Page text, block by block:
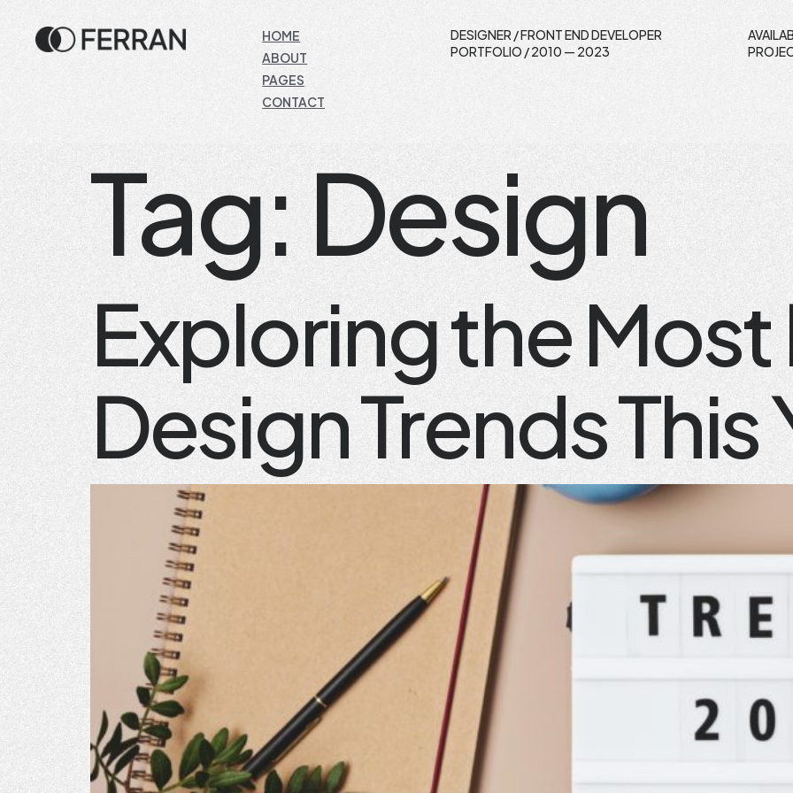
HOME
ABOUT
PAGES
CONTACT
DESIGNER / FRONT END DEVELOPER
PORTFOLIO / 2010 — 2023
Tag:Design
Exploring the Most
Design Trends This